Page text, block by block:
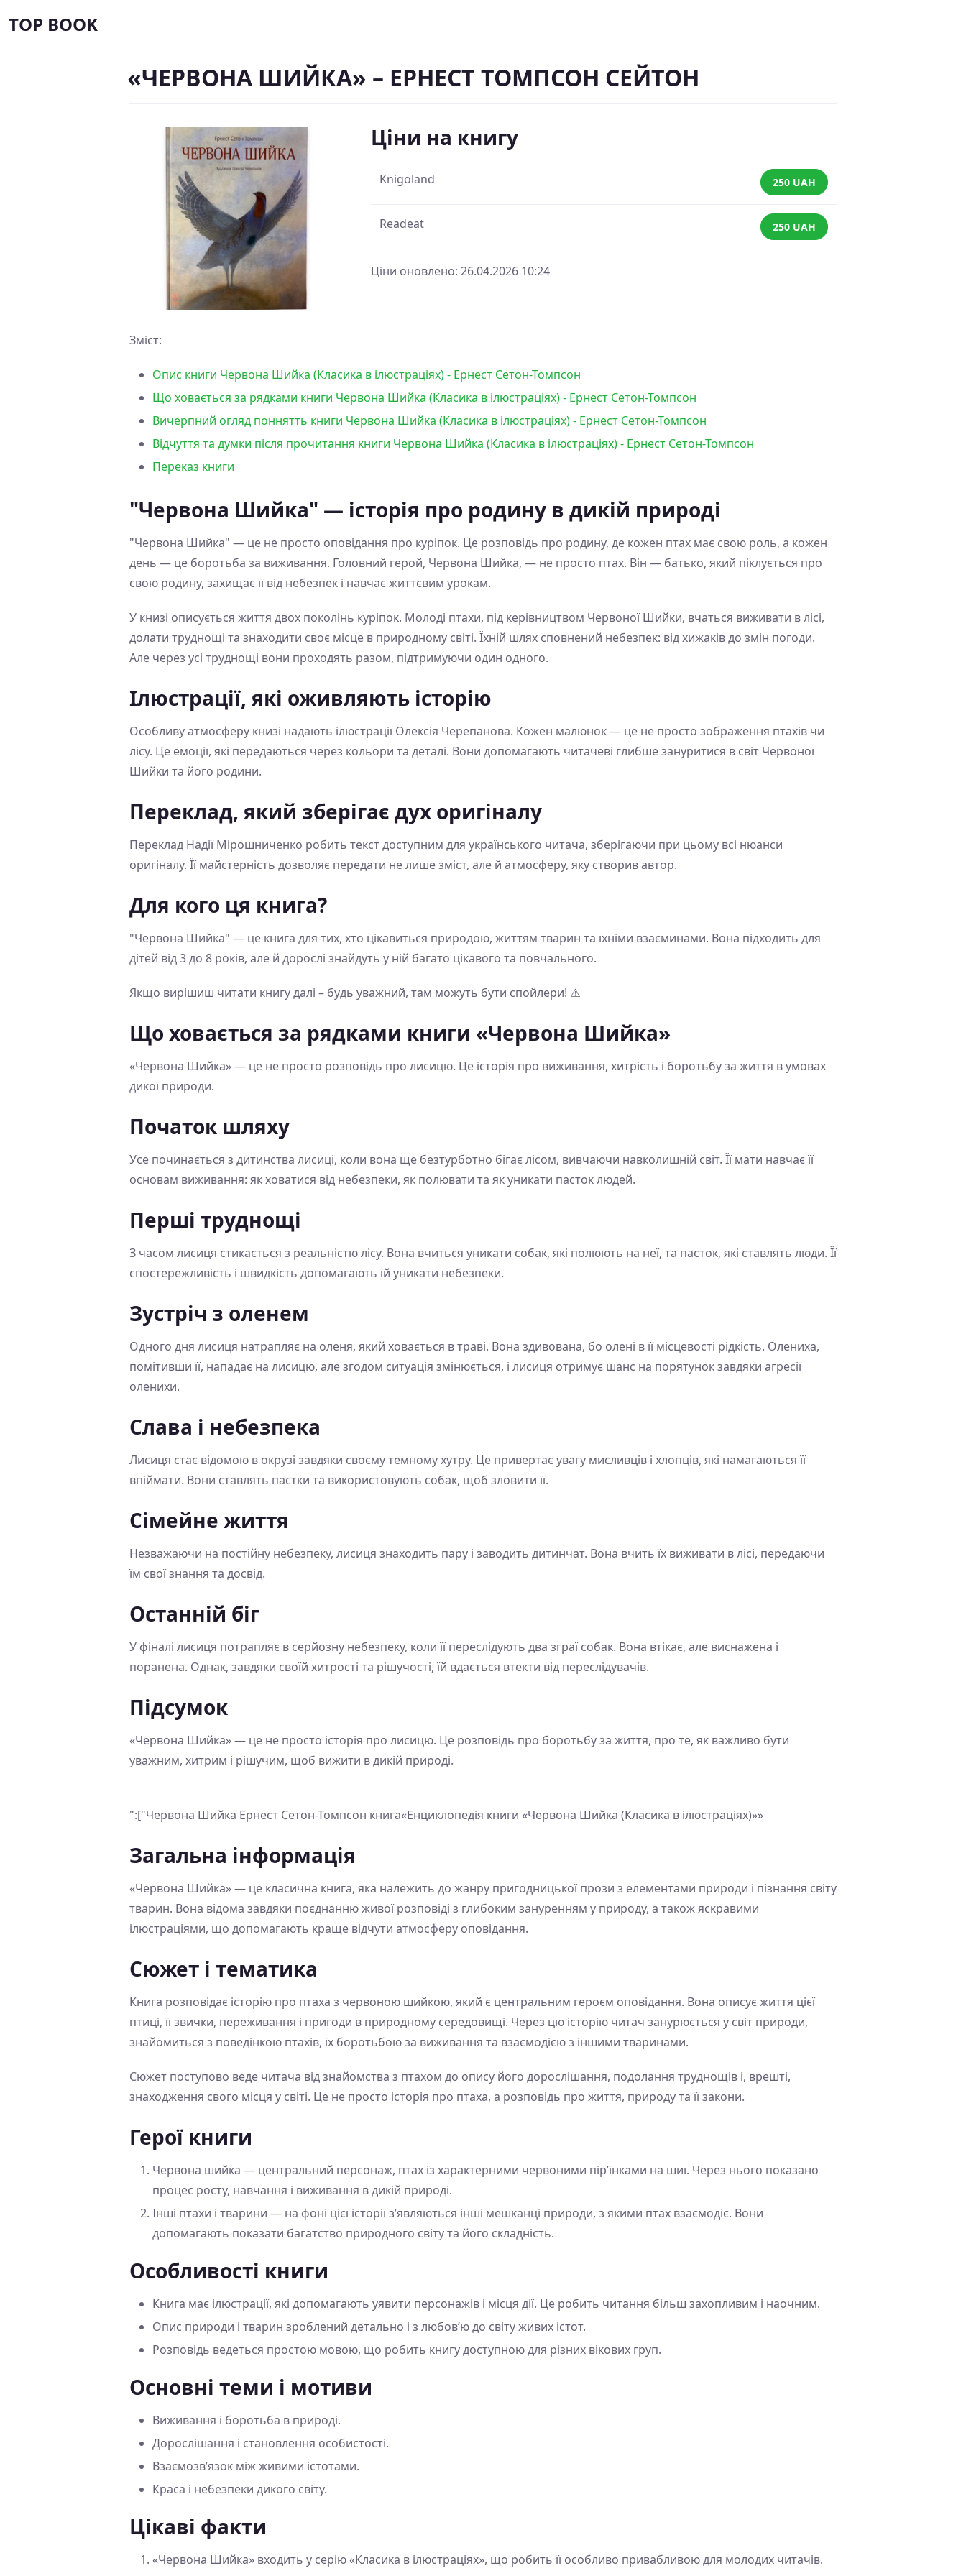
TOP BOOK
«ЧЕРВОНА ШИЙКА» – ЕРНЕСТ ТОМПСОН СЕЙТОН
Ціни на книгу
Knigoland 250 UAH
Readeat 250 UAH
Ціни оновлено: 26.04.2026 10:24
Зміст:
Опис книги Червона Шийка (Класика в ілюстраціях) - Ернест Сетон-Томпсон
Що ховається за рядками книги Червона Шийка (Класика в ілюстраціях) - Ернест Сетон-Томпсон
Вичерпний огляд поннятть книги Червона Шийка (Класика в ілюстраціях) - Ернест Сетон-Томпсон
Відчуття та думки після прочитання книги Червона Шийка (Класика в ілюстраціях) - Ернест Сетон-Томпсон
Переказ книги
"Червона Шийка" — історія про родину в дикій природі
"Червона Шийка" — це не просто оповідання про куріпок. Це розповідь про родину, де кожен птах має свою роль, а кожен
день — це боротьба за виживання. Головний герой, Червона Шийка, — не просто птах. Він — батько, який піклується про
свою родину, захищає її від небезпек і навчає життєвим урокам.
У книзі описується життя двох поколінь куріпок. Молоді птахи, під керівництвом Червоної Шийки, вчаться виживати в лісі,
долати труднощі та знаходити своє місце в природному світі. Їхній шлях сповнений небезпек: від хижаків до змін погоди.
Але через усі труднощі вони проходять разом, підтримуючи один одного.
Ілюстрації, які оживляють історію
Особливу атмосферу книзі надають ілюстрації Олексія Черепанова. Кожен малюнок — це не просто зображення птахів чи
лісу. Це емоції, які передаються через кольори та деталі. Вони допомагають читачеві глибше зануритися в світ Червоної
Шийки та його родини.
Переклад, який зберігає дух оригіналу
Переклад Надії Мірошниченко робить текст доступним для українського читача, зберігаючи при цьому всі нюанси
оригіналу. Її майстерність дозволяє передати не лише зміст, але й атмосферу, яку створив автор.
Для кого ця книга?
"Червона Шийка" — це книга для тих, хто цікавиться природою, життям тварин та їхніми взаєминами. Вона підходить для
дітей від 3 до 8 років, але й дорослі знайдуть у ній багато цікавого та повчального.
Якщо вирішиш читати книгу далі – будь уважний, там можуть бути спойлери! ⚠️
Що ховається за рядками книги «Червона Шийка»
«Червона Шийка» — це не просто розповідь про лисицю. Це історія про виживання, хитрість і боротьбу за життя в умовах
дикої природи.
Початок шляху
Усе починається з дитинства лисиці, коли вона ще безтурботно бігає лісом, вивчаючи навколишній світ. Її мати навчає її
основам виживання: як ховатися від небезпеки, як полювати та як уникати пасток людей.
Перші труднощі
З часом лисиця стикається з реальністю лісу. Вона вчиться уникати собак, які полюють на неї, та пасток, які ставлять люди. Її
спостережливість і швидкість допомагають їй уникати небезпеки.
Зустріч з оленем
Одного дня лисиця натрапляє на оленя, який ховається в траві. Вона здивована, бо олені в її місцевості рідкість. Олениха,
помітивши її, нападає на лисицю, але згодом ситуація змінюється, і лисиця отримує шанс на порятунок завдяки агресії
оленихи.
Слава і небезпека
Лисиця стає відомою в окрузі завдяки своєму темному хутру. Це привертає увагу мисливців і хлопців, які намагаються її
впіймати. Вони ставлять пастки та використовують собак, щоб зловити її.
Сімейне життя
Незважаючи на постійну небезпеку, лисиця знаходить пару і заводить дитинчат. Вона вчить їх виживати в лісі, передаючи
їм свої знання та досвід.
Останній біг
У фіналі лисиця потрапляє в серйозну небезпеку, коли її переслідують два зграї собак. Вона втікає, але виснажена і
поранена. Однак, завдяки своїй хитрості та рішучості, їй вдається втекти від переслідувачів.
Підсумок
«Червона Шийка» — це не просто історія про лисицю. Це розповідь про боротьбу за життя, про те, як важливо бути
уважним, хитрим і рішучим, щоб вижити в дикій природі.
":["Червона Шийка Ернест Сетон-Томпсон книга«Енциклопедія книги «Червона Шийка (Класика в ілюстраціях)»»
Загальна інформація
«Червона Шийка» — це класична книга, яка належить до жанру пригодницької прози з елементами природи і пізнання світу
тварин. Вона відома завдяки поєднанню живої розповіді з глибоким зануренням у природу, а також яскравими
ілюстраціями, що допомагають краще відчути атмосферу оповідання.
Сюжет і тематика
Книга розповідає історію про птаха з червоною шийкою, який є центральним героєм оповідання. Вона описує життя цієї
птиці, її звички, переживання і пригоди в природному середовищі. Через цю історію читач занурюється у світ природи,
знайомиться з поведінкою птахів, їх боротьбою за виживання та взаємодією з іншими тваринами.
Сюжет поступово веде читача від знайомства з птахом до опису його дорослішання, подолання труднощів і, врешті,
знаходження свого місця у світі. Це не просто історія про птаха, а розповідь про життя, природу та її закони.
Герої книги
Червона шийка — центральний персонаж, птах із характерними червоними пір’їнками на шиї. Через нього показано
процес росту, навчання і виживання в дикій природі.
Інші птахи і тварини — на фоні цієї історії з’являються інші мешканці природи, з якими птах взаємодіє. Вони
допомагають показати багатство природного світу та його складність.
Особливості книги
Книга має ілюстрації, які допомагають уявити персонажів і місця дії. Це робить читання більш захопливим і наочним.
Опис природи і тварин зроблений детально і з любов’ю до світу живих істот.
Розповідь ведеться простою мовою, що робить книгу доступною для різних вікових груп.
Основні теми і мотиви
Виживання і боротьба в природі.
Дорослішання і становлення особистості.
Взаємозв’язок між живими істотами.
Краса і небезпеки дикого світу.
Цікаві факти
«Червона Шийка» входить у серію «Класика в ілюстраціях», що робить її особливо привабливою для молодих читачів.